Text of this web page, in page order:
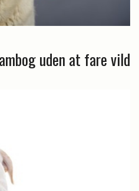
uden at fare vild